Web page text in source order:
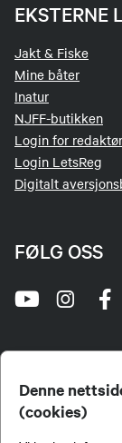
Denne
(cookies)
EKSTERNE
Jakt & Fiske
Mine båter
Inatur
NJFF-butikken
Login for
Login LetsReg
Digitalt
FØLG OSS